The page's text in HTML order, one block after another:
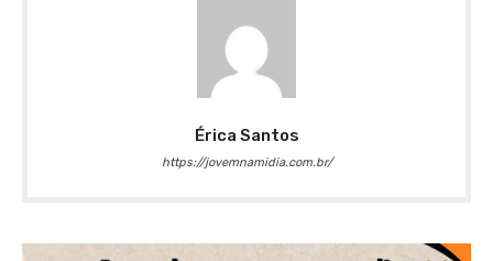
Érica Santos
https://jovemnamidia.com.br/